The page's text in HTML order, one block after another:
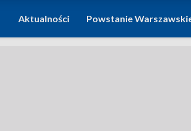
Aktualności Powstanie